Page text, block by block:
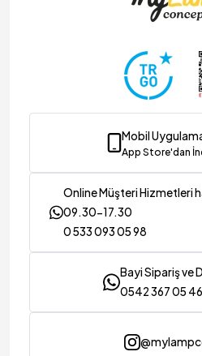
Mobil
App Store'dan
Online Müşteri Hizmetleri
09.30-17.30
0 533 093 05 98
Bayi Sipariş ve
0542 367 05 46